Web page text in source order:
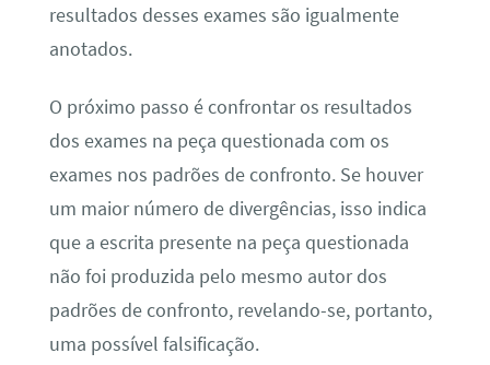
resultados desses exames são igualmente
anotados.
O próximo passo é confrontar os resultados
dos exames na peça questionada com os
exames nos padrões de confronto. Se houver
um maior número de divergências, isso indica
que a escrita presente na peça questionada
não foi produzida pelo mesmo autor dos
padrões de confronto, revelando-se, portanto,
uma possível falsificação.